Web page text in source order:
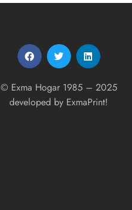
© Exma Hogar 1985 – 2025
developed by ExmaPrint!